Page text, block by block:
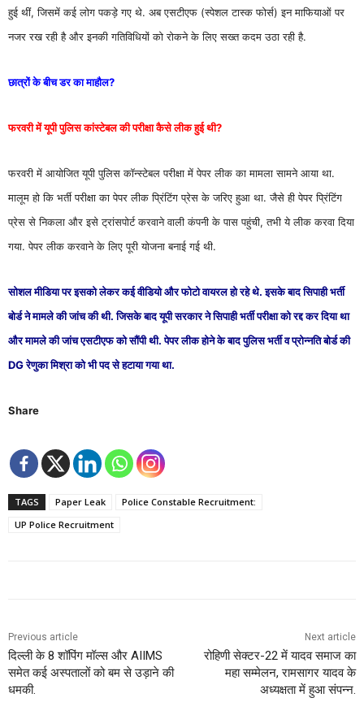
हुई थीं, जिसमें कई लोग पकड़े गए थे. अब एसटीएफ (स्पेशल टास्क फोर्स) इन माफियाओं पर
नजर रख रही है और इनकी गतिविधियों को रोकने के लिए सख्त कदम उठा रही है.
छात्रों के बीच डर का माहौल?
फरवरी में यूपी पुलिस कांस्टेबल की परीक्षा कैसे लीक हुई थी?
फरवरी में आयोजित यूपी पुलिस कॉन्स्टेबल परीक्षा में पेपर लीक का मामला सामने आया था.
मालूम हो कि भर्ती परीक्षा का पेपर लीक प्रिंटिंग प्रेस के जरिए हुआ था. जैसे ही पेपर प्रिंटिंग
प्रेस से निकला और इसे ट्रांसपोर्ट करवाने वाली कंपनी के पास पहुंची, तभी ये लीक करवा दिया
गया. पेपर लीक करवाने के लिए पूरी योजना बनाई गई थी.
सोशल मीडिया पर इसको लेकर कई वीडियो और फोटो वायरल हो रहे थे. इसके बाद सिपाही भर्ती
बोर्ड ने मामले की जांच की थी. जिसके बाद यूपी सरकार ने सिपाही भर्ती परीक्षा को रद्द कर दिया था
और मामले की जांच एसटीएफ को सौंपी थी. पेपर लीक होने के बाद पुलिस भर्ती व प्रोन्नति बोर्ड की
DG रेणुका मिश्रा को भी पद से हटाया गया था.
Share
TAGS Paper Leak
Police Constable Recruitment:
UP Police Recruitment
Previous article
दिल्ली के 8 शॉपिंग मॉल्स और AIIMS
समेत कई अस्पतालों को बम से उड़ाने की
धमकी.
Next article
रोहिणी सेक्टर-22 में यादव समाज का
महा सम्मेलन, रामसागर यादव के
अध्यक्षता में हुआ संपन्न.